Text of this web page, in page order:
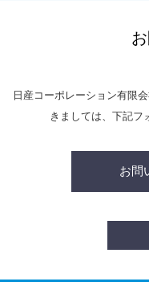
日産コーポレーション有限
きましては、下記フ
お問